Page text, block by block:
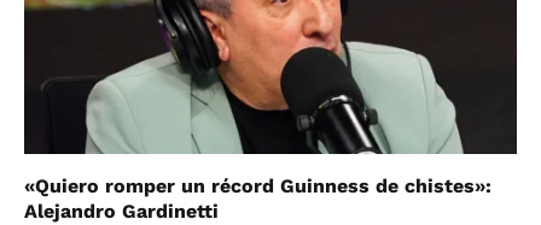
«Quiero romper un récord Guinness de chistes»:
Alejandro Gardinetti